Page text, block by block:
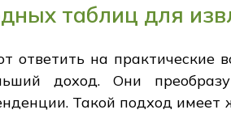
таблиц для
ответить на практические
доход. Они
Такой подход